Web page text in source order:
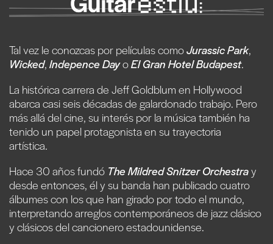
Tal vez le conozcas por películas comoJurassic Park,
Wicked, Indepence DayoEl Gran Hotel Budapest.
La histórica carrera de Jeff Goldblum en Hollywood
abarca casi seis décadas de galardonado trabajo. Pero
más allá del cine, su interés por la música también ha
tenido un papel protagonista en su trayectoria
artística.
Hace 30 años fundó The Mildred Snitzer Orchestray
desde entonces, él y su banda han publicado cuatro
álbumes con los que han girado por todo el mundo,
interpretando arreglos contemporáneos de jazz clásico
y clásicos del cancionero estadounidense.